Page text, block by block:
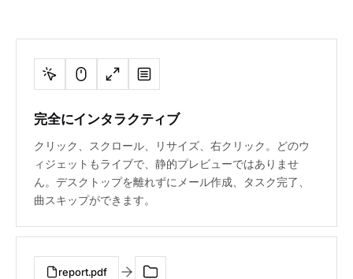
完全にインタラクティブ
クリック、スクロール、リサイズ、右クリック。どのウ
ィジェットもライブで、静的プレビューではありませ
ん。デスクトップを離れずにメール作成、タスク完了、
曲スキップができます。
report.pdf